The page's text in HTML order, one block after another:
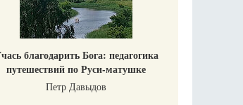
благодарить Бога: педагогика
путешествий по Руси-матушке
Петр Давыдов